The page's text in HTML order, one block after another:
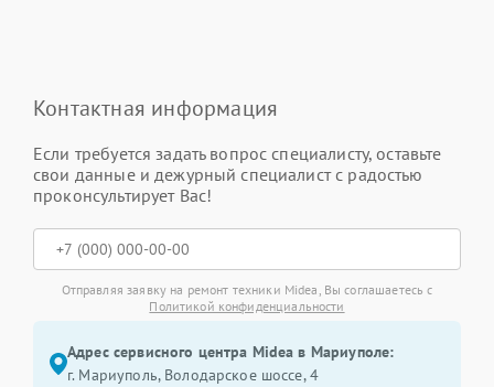
Контактная информация
Если требуется задать вопрос специалисту, оставьте
свои данные и дежурный специалист с радостью
проконсультирует Вас!
Отправляя заявку на ремонт техники Midea, Вы соглашаетесь с
Политикой конфиденциальности
Адрес сервисного центра Midea в Мариуполе:
г. Мариуполь, Володарское шоссе, 4